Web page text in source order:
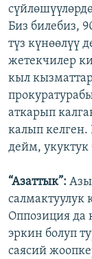
Биз билебиз,
түз күнөөлүү
жетекчилер
кыл
аткарып
калып келген.
дейм, укуктук
“Азаттык”:
салмактуулук
Оппозиция да
эркин болуп
саясий